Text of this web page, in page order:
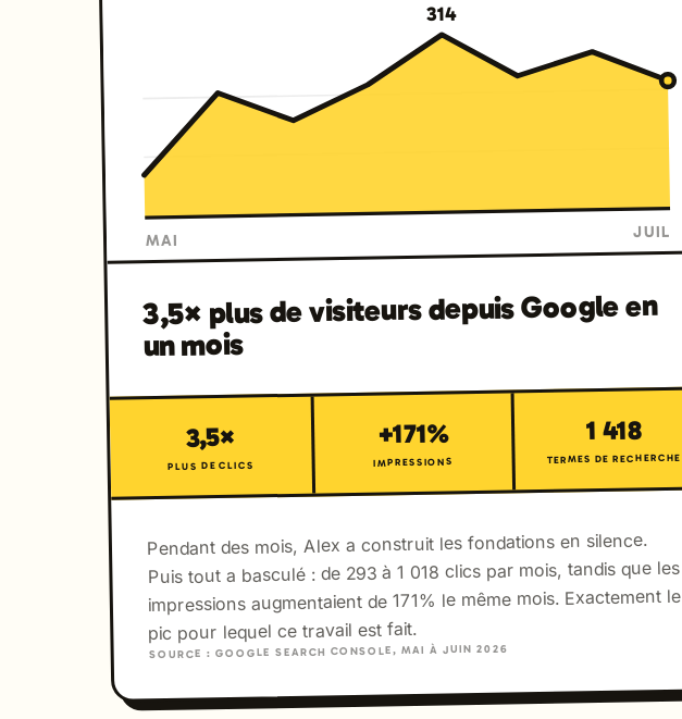
314
MAI JUIL
3,5× plus de visiteurs depuis Google en
un mois
3,5×
PLUS DE CLICS
+171%
IMPRESSIONS
1 418
TERMES DE RECHERCHE
Pendant des mois, Alex a construit les fondations en silence.
Puis tout a basculé : de 293 à 1 018 clics par mois, tandis que les
impressions augmentaient de 171% le même mois. Exactement le
pic pour lequel ce travail est fait.
SOURCE : GOOGLE SEARCH CONSOLE, MAI À JUIN 2026